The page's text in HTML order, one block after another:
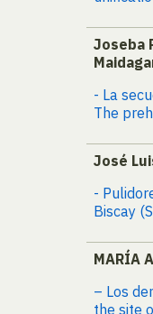
Joseba
- La
The
José
-
Biscay
MARÍA
– Los
the site